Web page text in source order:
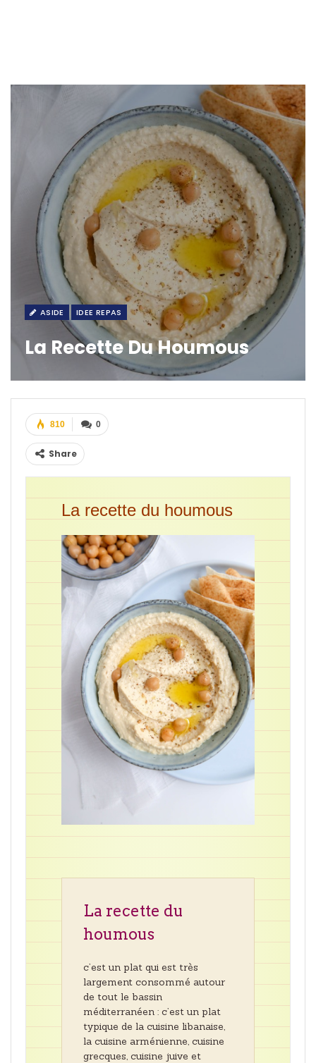
ASIDE IDEE REPAS
La Recette Du Houmous
0
810
Share
La recette du houmous
La recette du
houmous
c’est un plat qui est très
largement consommé autour
de tout le bassin
méditerranéen : c’est un plat
typique de la cuisine libanaise,
la cuisine arménienne, cuisine
grecques, cuisine juive et